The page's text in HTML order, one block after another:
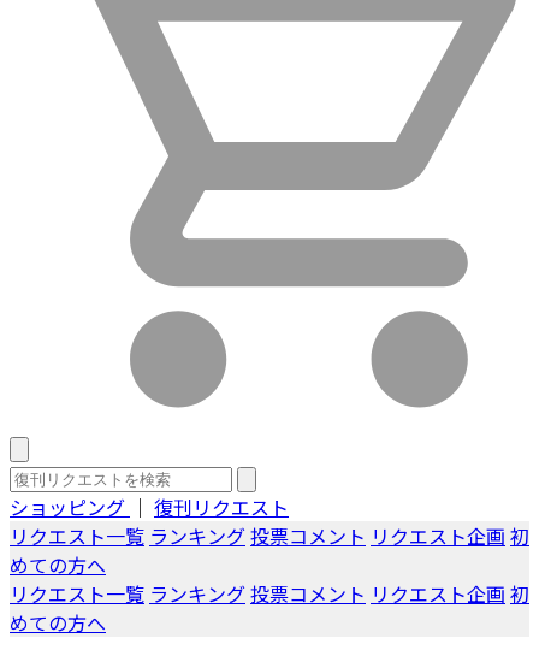
ショッピング ｜ 復刊リクエスト
リクエスト一覧 ランキング投票コメント リクエスト企画 初
めての方へ
リクエスト一覧 ランキング投票コメント リクエスト企画 初
めての方へ